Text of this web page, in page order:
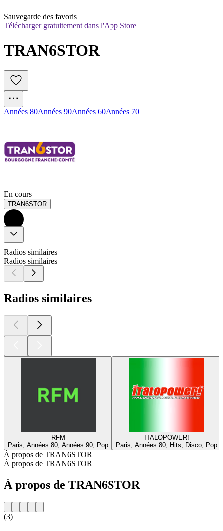
Sauvegarde des favoris
Télécharger gratuitement dans l'App Store
TRAN6STOR
Années 80Années 90Années 60Années 70
En cours
TRAN6STOR
Radios similaires
Radios similaires
Radios similaires
RFM
Paris, Années 80, Années 90, Pop
ITALOPOWER!
Paris, Années 80, Hits, Disco, Pop
À propos de TRAN6STOR
À propos de TRAN6STOR
À propos de TRAN6STOR
(3)